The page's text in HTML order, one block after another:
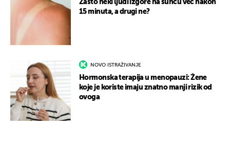
Zašto neki ljudi izgore na suncu već nakon
15 minuta, a drugi ne?
NOVO ISTRAŽIVANJE
Hormonska terapija u menopauzi: Žene
koje je koriste imaju znatno manji rizik od
ovoga